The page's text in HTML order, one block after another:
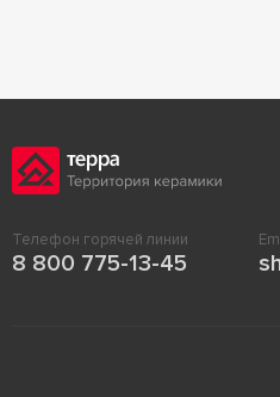
Телефон горячей линии
8 800 775-13-45